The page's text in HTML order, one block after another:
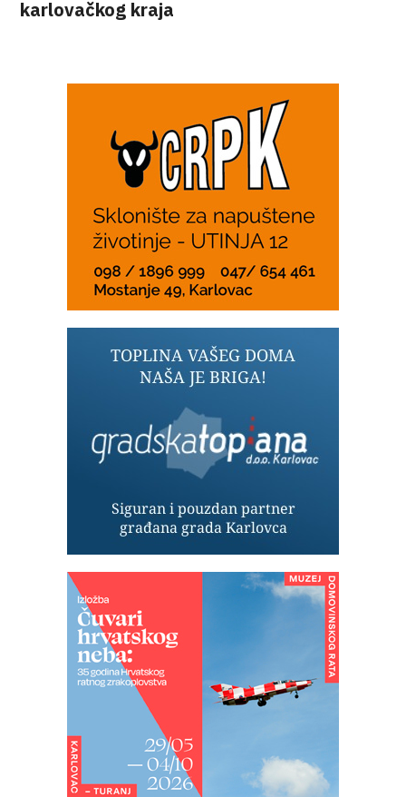
karlovačkog kraja